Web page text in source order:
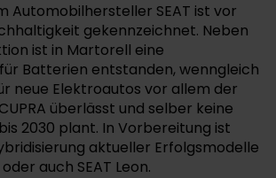
Automobilhersteller SEAT ist vor
gekennzeichnet. Neben
ist in Martorell eine
Batterien entstanden, wenngleich
neue Elektroautos vor allem der
überlässt und selber keine
2030 plant. In Vorbereitung ist
aktueller Erfolgsmodelle
auch SEAT Leon.